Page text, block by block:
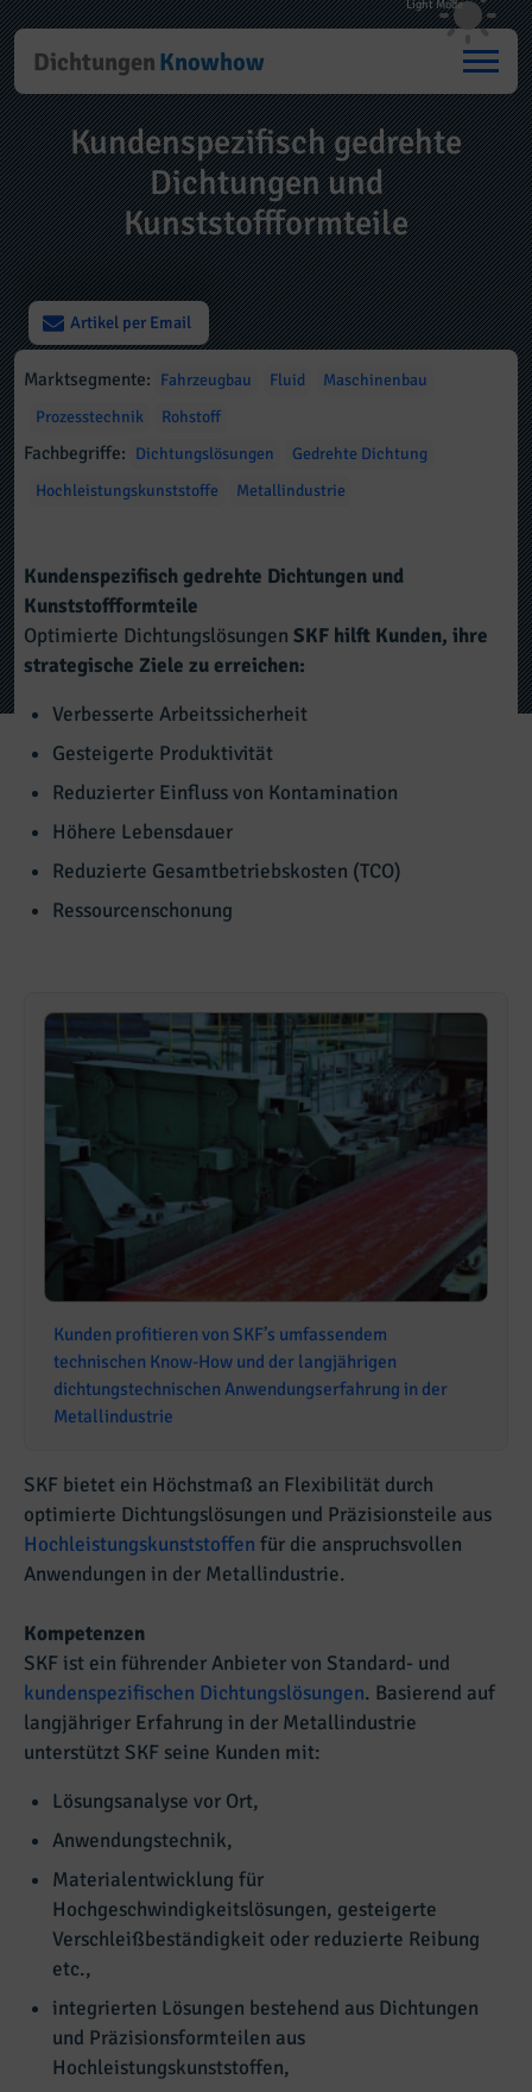
Dichtungen Knowhow
Kundenspezifisch gedrehte
Dichtungen und
Kunststoffformteile
Artikel per Email
Marktsegmente: Fahrzeugbau Fluid
Maschinenbau
Prozesstechnik
Rohstoff
Fachbegriffe: Dichtungslösungen
Gedrehte Dichtung
Hochleistungskunststoffe
Metallindustrie
Kundenspezifisch gedrehte Dichtungen und
Kunststoffformteile
Optimierte Dichtungslösungen SKF hilft Kunden, ihre
strategische Ziele zu erreichen:
Verbesserte Arbeitssicherheit
Gesteigerte Produktivität
Reduzierter Einfluss von Kontamination
Höhere Lebensdauer
Reduzierte Gesamtbetriebskosten (TCO)
Ressourcenschonung
Kunden profitieren von SKF’s umfassendem
technischen Know-How und der langjährigen
dichtungstechnischen Anwendungserfahrung in der
Metallindustrie
SKF bietet ein Höchstmaß an Flexibilität durch
optimierte Dichtungslösungen und Präzisionsteile aus
Hochleistungskunststoffen für die anspruchsvollen
Anwendungen in der Metallindustrie.
Kompetenzen
SKF ist ein führender Anbieter von Standard- und
kundenspezifischen Dichtungslösungen. Basierend auf
langjähriger Erfahrung in der Metallindustrie
unterstützt SKF seine Kunden mit:
Lösungsanalyse vor Ort,
Anwendungstechnik,
Materialentwicklung für
Hochgeschwindigkeitslösungen, gesteigerte
Verschleißbeständigkeit oder reduzierte Reibung
etc.,
integrierten Lösungen bestehend aus Dichtungen
und Präzisionsformteilen aus
Hochleistungskunststoffen,